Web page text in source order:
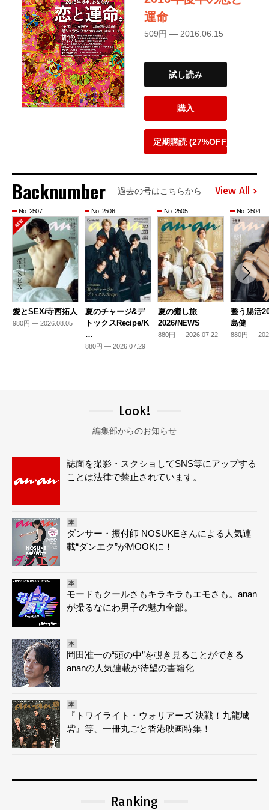
運命
509円 — 2016.06.15
試し読み
購入
定期購読 (27%OFF)
Backnumber 過去の号はこちらから View All
No. 2507
愛とSEX/寺西拓人
980円 — 2026.08.05
No. 2506
夏のチャージ&デ
トックスRecipe/K
…
880円 — 2026.07.29
No. 2505
夏の癒し旅
2026/NEWS
880円 — 2026.07.22
No. 2504
整う腸活
島健
880円 —
Look!
編集部からのお知らせ
誌面を撮影・スクショしてSNS等にアップする
ことは法律で禁止されています。
本
ダンサー・振付師 NOSUKEさんによる人気連
載“ダンエク”がMOOKに！
本
モードもクールさもキラキラもエモさも。anan
が撮るなにわ男子の魅力全部。
本
岡田准一の“頭の中”を覗き見ることができる
ananの人気連載が待望の書籍化
本
『トワイライト・ウォリアーズ 決戦！九龍城
砦』等、一冊丸ごと香港映画特集！
Ranking